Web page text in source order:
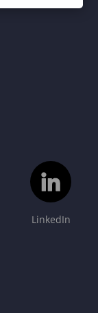
LinkedIn